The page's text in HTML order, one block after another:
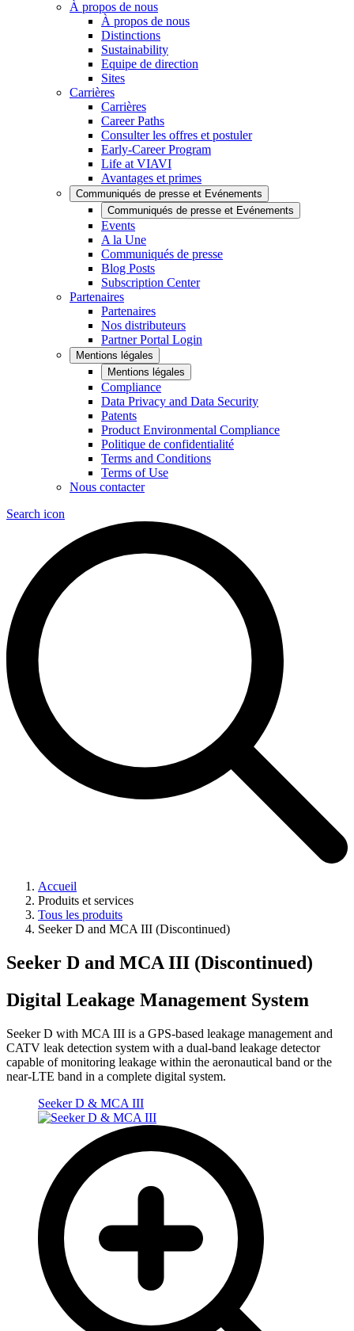
À propos de nous
À propos de nous
Distinctions
Sustainability
Equipe de direction
Sites
Carrières
Carrières
Career Paths
Consulter les offres et postuler
Early-Career Program
Life at VIAVI
Avantages et primes
Communiqués de presse et Evénements
Communiqués de presse et Evénements
Events
A la Une
Communiqués de presse
Blog Posts
Subscription Center
Partenaires
Partenaires
Nos distributeurs
Partner Portal Login
Mentions légales
Mentions légales
Compliance
Data Privacy and Data Security
Patents
Product Environmental Compliance
Politique de confidentialité
Terms and Conditions
Terms of Use
Nous contacter
Search icon
Accueil
Produits et services
Tous les produits
Seeker D and MCA III (Discontinued)
Seeker D and MCA III (Discontinued)
Digital Leakage Management System
Seeker D with MCA III is a GPS-based leakage management and
CATV leak detection system with a dual-band leakage detector
capable of monitoring leakage within the aeronautical band or the
near-LTE band in a complete digital system.
Seeker D & MCA III